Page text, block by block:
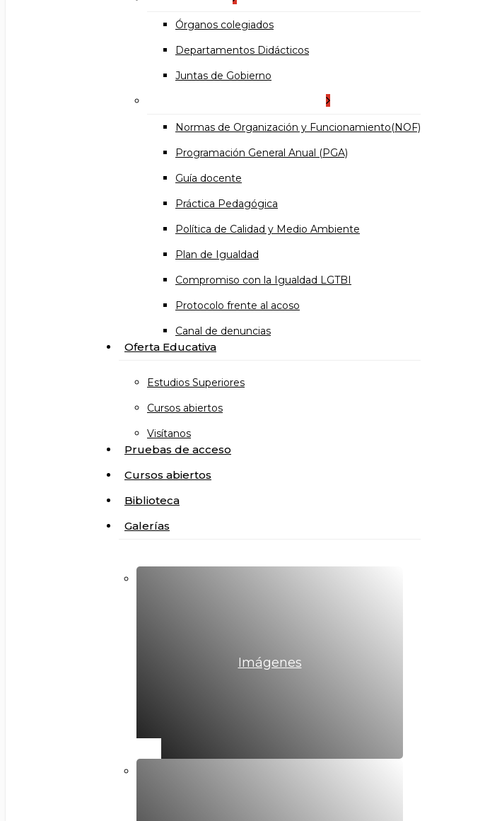
Órganos colegiados
Departamentos Didácticos
Juntas de Gobierno
Normas de Organización y Funcionamiento(NOF)
Programación General Anual (PGA)
Guía docente
Práctica Pedagógica
Política de Calidad y Medio Ambiente
Plan de Igualdad
Compromiso con la Igualdad LGTBI
Protocolo frente al acoso
Canal de denuncias
Oferta Educativa
Estudios Superiores
Cursos abiertos
Visítanos
Pruebas de acceso
Cursos abiertos
Biblioteca
Galerías
Imágenes